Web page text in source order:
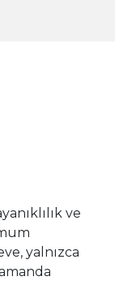
ve
yalnızca